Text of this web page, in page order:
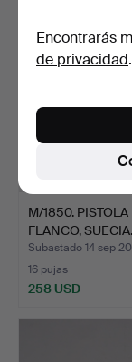
M/1850. PISTOLA
FLANCO, SUECIA.
Subastado 14 sep
16 pujas
258 USD
Encontrarás
de privacidad.